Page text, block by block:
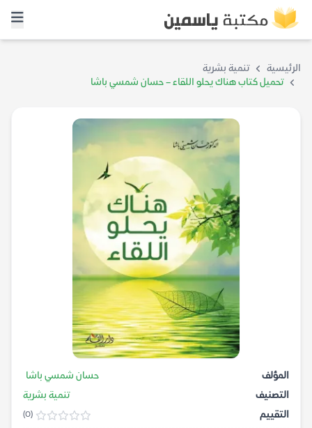
الرئيسية
تنمية بشرية
تحميل كتاب هناك يحلو اللقاء – حسان شمسي باشا
المؤلف
حسان شمسي باشا
التصنيف
تنمية بشرية
التقييم
(0)